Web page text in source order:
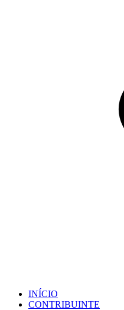
INÍCIO
CONTRIBUINTE